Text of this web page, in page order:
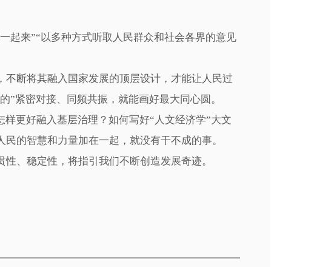
起来”“以多种方式听取人民群众和社会各界的意见
断将其融入国家发展的顶层设计，才能让人民过
紧密对接、同频共振，就能画好最大同心圆。
更好融入基层治理？如何写好“人文经济学”大文
的智慧和力量加在一起，就没有干不成的事。
、稳定性，将指引我们不断创造发展奇迹。